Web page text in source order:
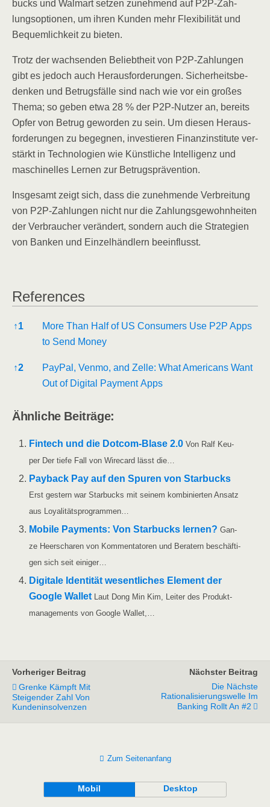
bucks und Walm­art set­zen zuneh­mend auf P2P-Zah­
lungs­op­tio­nen, um ihren Kun­den mehr Fle­xi­bi­li­tät und
Bequem­lich­keit zu bieten.
Trotz der wach­sen­den Beliebt­heit von P2P-Zah­lun­gen
gibt es jedoch auch Her­aus­for­de­run­gen. Sicher­heits­be­
den­ken und Betrugs­fäl­le sind nach wie vor ein gro­ßes
The­ma; so geben etwa 28 % der P2P-Nut­zer an, bereits
Opfer von Betrug gewor­den zu sein. Um die­sen Her­aus­
for­de­run­gen zu begeg­nen, inves­tie­ren Finanz­in­sti­tu­te ver­
stärkt in Tech­no­lo­gien wie Künst­li­che Intel­li­genz und
maschi­nel­les Ler­nen zur Betrugsprävention.
Ins­ge­samt zeigt sich, dass die zuneh­men­de Ver­brei­tung
von P2P-Zah­lun­gen nicht nur die Zah­lungs­ge­wohn­hei­ten
der Ver­brau­cher ver­än­dert, son­dern auch die Stra­te­gien
von Ban­ken und Ein­zel­händ­lern beeinflusst.
Refe­ren­ces
Refe­ren­ces
↑1
More Than Half of US Con­su­mers Use P2P Apps
to Send Money
↑2
Pay­Pal, Ven­mo, and Zel­le: What Ame­ri­cans Want
Out of Digi­tal Pay­ment Apps
Ähn­li­che Beiträge:
Fin­tech und die Dot­­com-Bla­­se 2.0 Von Ralf Keu­
per Der tie­fe Fall von Wire­card lässt die…
Pay­back Pay auf den Spu­ren von Star­bucks
Erst ges­tern war Star­bucks mit sei­nem kom­bi­nier­ten Ansatz
aus Loyalitätsprogrammen…
Mobi­le Pay­ments: Von Star­bucks ler­nen? Gan­
ze Heer­scha­ren von Kom­men­ta­to­ren und Bera­tern beschäf­ti­
gen sich seit einiger…
Digi­ta­le Iden­ti­tät wesent­li­ches Ele­ment der
Goog­le Wal­let Laut Dong Min Kim, Lei­ter des Pro­dukt­
ma­nage­ments von Goog­le Wallet,…
Vorheriger Beitrag
Grenke Kämpft Mit
Steigender Zahl Von
Kundeninsolvenzen
Nächster Beitrag
Die Nächste
Rationalisierungswelle Im
Banking Rollt An #2
Zum Seitenanfang
Mobil Desktop